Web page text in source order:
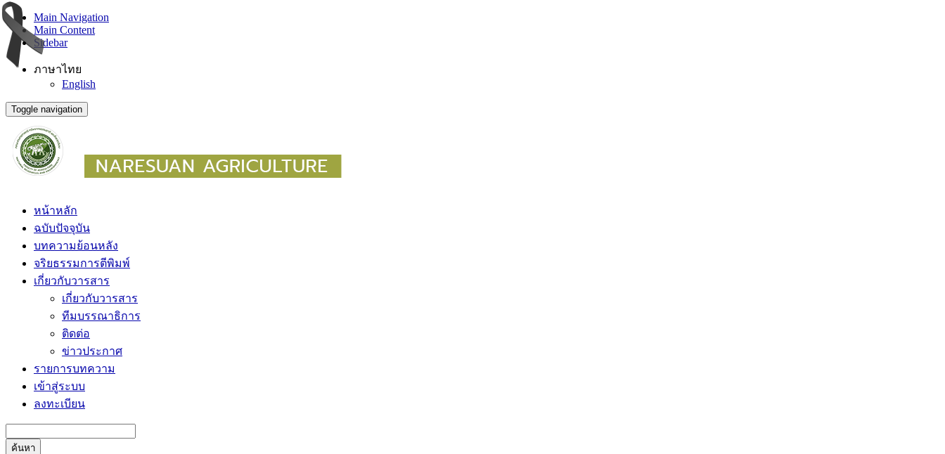
Main Navigation
Main Content
Sidebar
ภาษาไทย
English
Toggle navigation
หน้าหลัก
ฉบับปัจจุบัน
บทความย้อนหลัง
จริยธรรมการตีพิมพ์
เกี่ยวกับวารสาร
เกี่ยวกับวารสาร
ทีมบรรณาธิการ
ติดต่อ
ข่าวประกาศ
รายการบทความ
เข้าสู่ระบบ
ลงทะเบียน
ค้นหา